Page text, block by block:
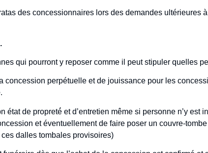
des concessionnaires lors des demandes ultérieures
qui pourront y reposer comme il peut stipuler quelles
concession perpétuelle et de jouissance pour les
de propreté́ et d’entretien même si personne n’y est
et éventuellement de faire poser un couvre-
dalles tombales provisoires)